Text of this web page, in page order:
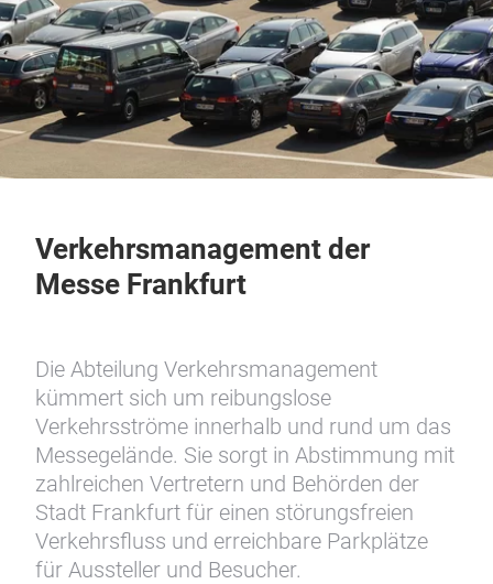
Verkehrsmanagement der
Messe Frankfurt
Die Abteilung Verkehrsmanagement
kümmert sich um reibungslose
Verkehrsströme innerhalb und rund um das
Messegelände. Sie sorgt in Abstimmung mit
zahlreichen Vertretern und Behörden der
Stadt Frankfurt für einen störungsfreien
Verkehrsfluss und erreichbare Parkplätze
für Aussteller und Besucher.